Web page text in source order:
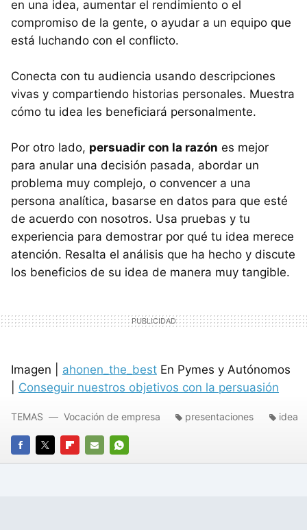
en una idea, aumentar el rendimiento o el
compromiso de la gente, o ayudar a un equipo que
está luchando con el conflicto.
Conecta con tu audiencia usando descripciones
vivas y compartiendo historias personales. Muestra
cómo tu idea les beneficiará personalmente.
Por otro lado, persuadir con la razón es mejor
para anular una decisión pasada, abordar un
problema muy complejo, o convencer a una
persona analítica, basarse en datos para que esté
de acuerdo con nosotros. Usa pruebas y tu
experiencia para demostrar por qué tu idea merece
atención. Resalta el análisis que ha hecho y discute
los beneficios de su idea de manera muy tangible.
Imagen | ahonen_the_best En Pymes y Autónomos
Conseguir nuestros objetivos con la persuasión
FACEBOOK
TWITTERFLIPBOARD
E-
WHATSAPP
TEMAS Vocación de empresa presentaciones idea